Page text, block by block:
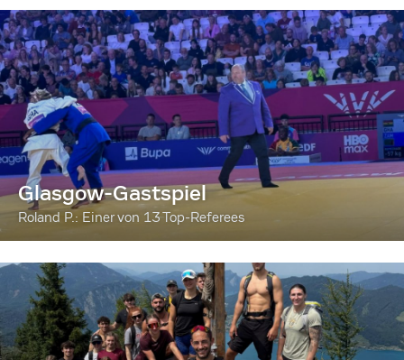
Glasgow-Gastspiel
Roland P.: Einer von 13 Top-Referees